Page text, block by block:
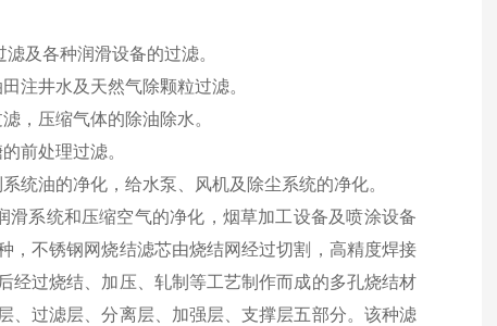
及各种润滑设备的过滤。
注井水及天然气除颗粒过滤。
，压缩气体的除油除水。
前处理过滤。
统油的净化，给水泵、风机及除尘系统的净化。
系统和压缩空气的净化，烟草加工设备及喷涂设备
，不锈钢网烧结滤芯由烧结网经过切割，高精度焊接
经过烧结、加压、轧制等工艺制作而成的多孔烧结材
、过滤层、分离层、加强层、支撑层五部分。该种滤